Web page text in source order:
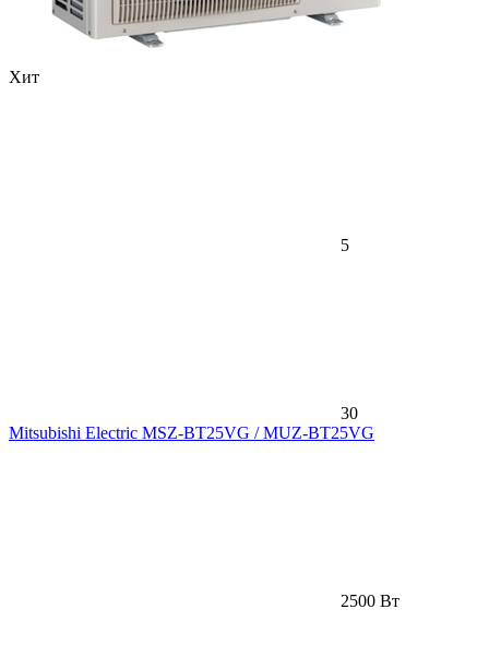
Хит
5
30
Mitsubishi Electric MSZ-BT25VG / MUZ-BT25VG
2500 Вт